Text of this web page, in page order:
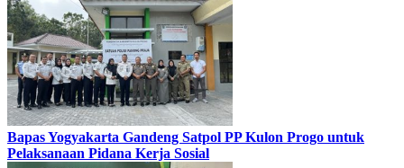
Bapas Yogyakarta Gandeng Satpol PP Kulon Progo untuk
Pelaksanaan Pidana Kerja Sosial